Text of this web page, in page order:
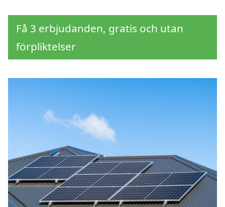
Få 3 erbjudanden, gratis och utan
förpliktelser